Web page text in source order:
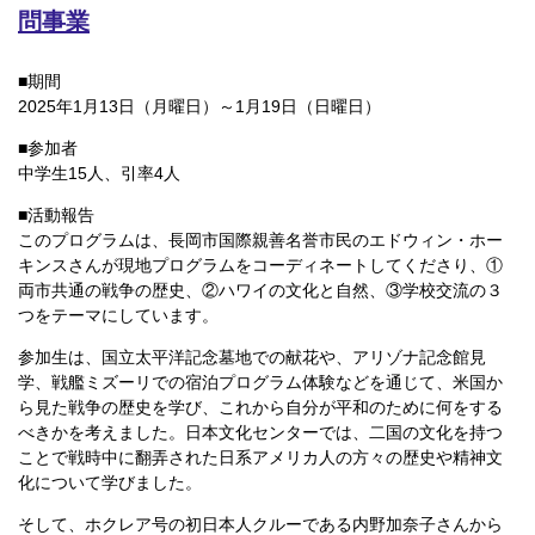
問事業
■期間
2025年1月13日（月曜日）～1月19日（日曜日）
■参加者
中学生15人、引率4人
■活動報告
このプログラムは、長岡市国際親善名誉市民のエドウィン・ホー
キンスさんが現地プログラムをコーディネートしてくださり、①
両市共通の戦争の歴史、②ハワイの文化と自然、③学校交流の３
つをテーマにしています。
参加生は、国立太平洋記念墓地での献花や、アリゾナ記念館見
学、戦艦ミズーリでの宿泊プログラム体験などを通じて、米国か
ら見た戦争の歴史を学び、これから自分が平和のために何をする
べきかを考えました。日本文化センターでは、二国の文化を持つ
ことで戦時中に翻弄された日系アメリカ人の方々の歴史や精神文
化について学びました。
そして、ホクレア号の初日本人クルーである内野加奈子さんから